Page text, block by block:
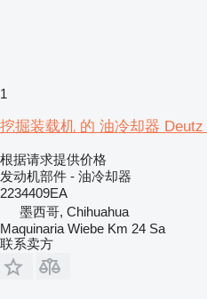
1
挖掘装载机 的 油冷却器 Deutz
根据请求提供价格
发动机部件 - 油冷却器
2234409EA
墨西哥, Chihuahua
Maquinaria Wiebe Km 24 Sa
联系卖方